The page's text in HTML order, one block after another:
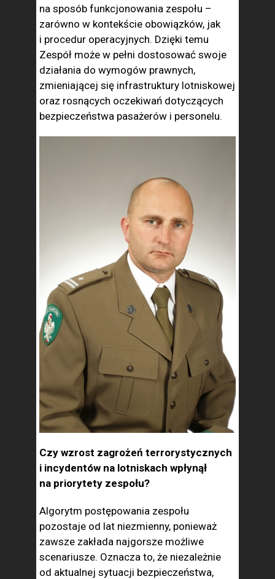
na sposób funkcjonowania zespołu –
zarówno w kontekście obowiązków, jak
i procedur operacyjnych. Dzięki temu
Zespół może w pełni dostosować swoje
działania do wymogów prawnych,
zmieniającej się infrastruktury lotniskowej
oraz rosnących oczekiwań dotyczących
bezpieczeństwa pasażerów i personelu.
Czy wzrost zagrożeń terrorystycznych
i incydentów na lotniskach wpłynął
na priorytety zespołu?
Algorytm postępowania zespołu
pozostaje od lat niezmienny, ponieważ
zawsze zakłada najgorsze możliwe
scenariusze. Oznacza to, że niezależnie
od aktualnej sytuacji bezpieczeństwa,